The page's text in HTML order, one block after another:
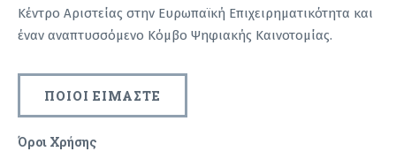
Κέντρο Αριστείας στην Ευρωπαϊκή Επιχειρηματικότητα και
έναν αναπτυσσόμενο Κόμβο Ψηφιακής Καινοτομίας.
ΠΟΙΟΙ ΕΙΜΑΣΤΕ
Όροι Χρήσης